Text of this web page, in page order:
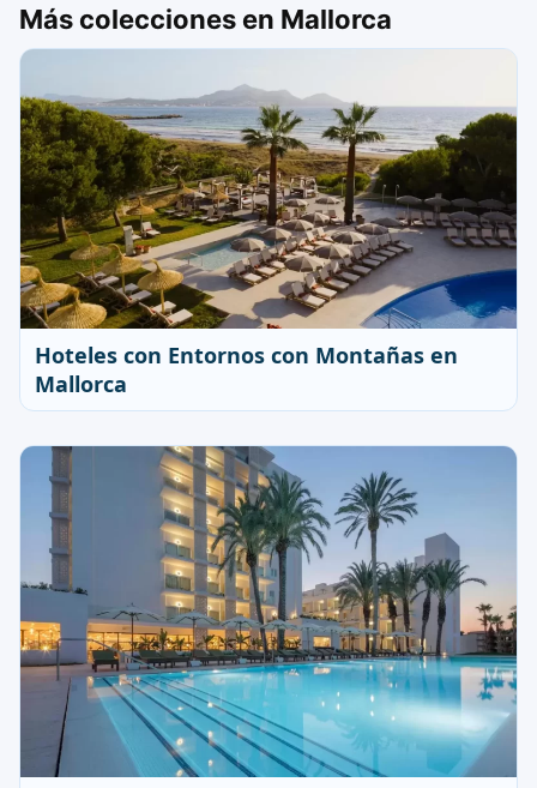
Más colecciones en Mallorca
Hoteles con Entornos con Montañas en
Mallorca